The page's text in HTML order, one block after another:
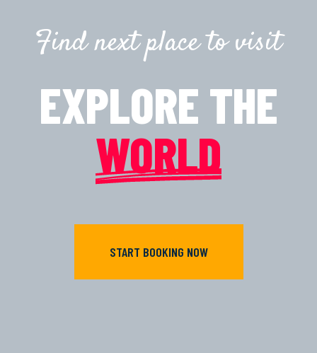
Find next place to visit
EXPLORE THE
WORLD
START BOOKING NOW